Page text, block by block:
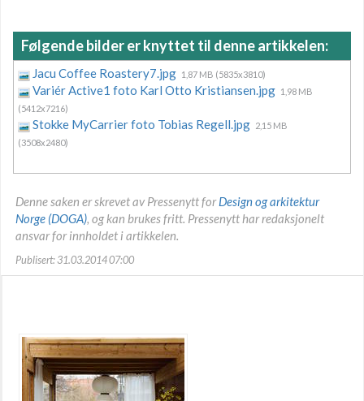
Følgende bilder er knyttet til denne artikkelen:
Jacu Coffee Roastery7.jpg 1,87 MB (5835x3810)
Variér Active1 foto Karl Otto Kristiansen.jpg 1,98 MB
(5412x7216)
Stokke MyCarrier foto Tobias Regell.jpg 2,15 MB
(3508x2480)
Denne saken er skrevet av Pressenytt forDesign og arkitektur
Norge (DOGA), og kan brukes fritt. Pressenytt har redaksjonelt
ansvar for innholdet i artikkelen.
Publisert: 31.03.2014 07:00